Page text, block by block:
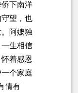
下南洋
望，也
阿嬷独
生相信
着感恩
个家庭
情有